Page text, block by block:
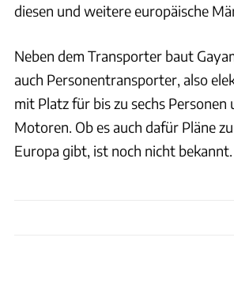
diesen und weitere europäische
Neben dem Transporter baut
auch Personentransporter, also
mit Platz für bis zu sechs Personen
Motoren. Ob es auch dafür Pläne
Europa gibt, ist noch nicht bekannt.